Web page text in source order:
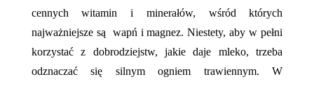
cennych witamin i minerałów, wśród których
najważniejsze są
wapń i magnez. Niestety, aby w pełni
korzystać z dobrodziejstw, jakie daje mleko, trzeba
odznaczać się silnym ogniem trawiennym. W